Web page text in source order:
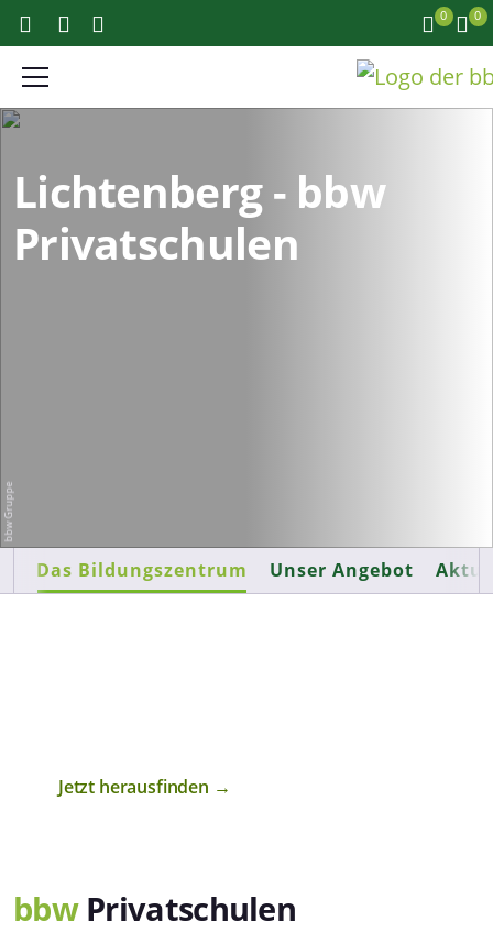
0 0
Lichtenberg - bbw
Privatschulen
bbw Gruppe
Das Bildungszentrum Unser Angebot
Jetzt herausfinden →
bbwPrivatschulen